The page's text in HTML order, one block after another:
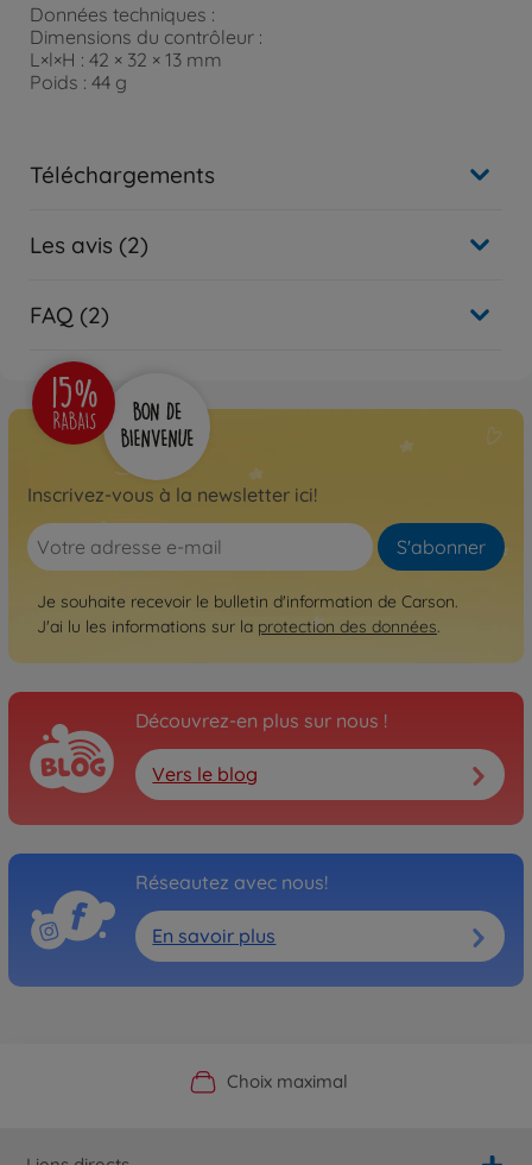
Données techniques :
Dimensions du contrôleur :
L×l×H : 42 × 32 × 13 mm
Poids : 44 g
Téléchargements
Les avis (2)
FAQ (2)
Inscrivez-vous à la newsletter ici!
S'abonner
Je souhaite recevoir le bulletin d'information de Carson.
J'ai lu les informations sur la protection des données.
Découvrez-en plus sur nous !
Vers le blog
Réseautez avec nous!
En savoir plus
Boutique officielle du fabricant
Choix maximal
Service personnalisé
Livraison rapide